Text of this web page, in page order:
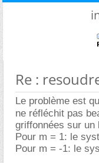
Re :
Le problème est
ne réfléchit pas
griffonnées sur un
Pour m = 1: le
Pour m = -1: le